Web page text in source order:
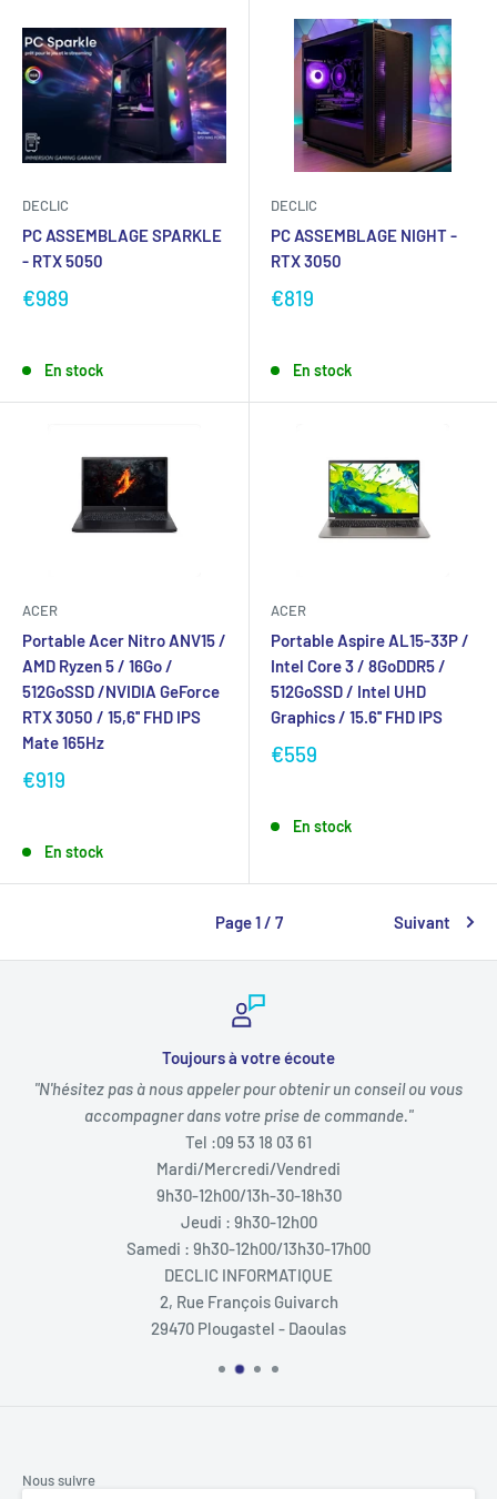
DECLIC
PC ASSEMBLAGE SPARKLE
- RTX 5050
€989
En stock
DECLIC
PC ASSEMBLAGE NIGHT -
RTX 3050
€819
En stock
ACER
Portable Acer Nitro ANV15 /
AMD Ryzen 5 / 16Go /
512GoSSD /NVIDIA GeForce
RTX 3050 / 15,6'' FHD IPS
Mate 165Hz
€919
En stock
ACER
Portable Aspire AL15-33P /
Intel Core 3 / 8GoDDR5 /
512GoSSD / Intel UHD
Graphics / 15.6'' FHD IPS
€559
En stock
Page 1 / 7 Suivant
Toujours à votre écoute
"N'hésitez pas à nous appeler pour obtenir un conseil ou vous
accompagner dans votre prise de commande."
Tel :09 53 18 03 61
Mardi/Mercredi/Vendredi
9h30-12h00/13h-30-18h30
Jeudi : 9h30-12h00
Samedi : 9h30-12h00/13h30-17h00
DECLIC INFORMATIQUE
2, Rue François Guivarch
29470 Plougastel - Daoulas
Nous suivre